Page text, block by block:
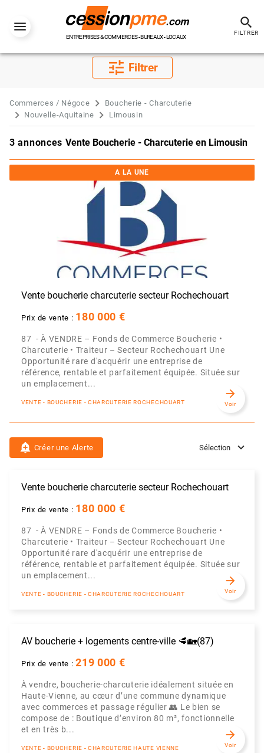
ENTREPRISES & COMMERCES - BUREAUX - LOCAUX
search
FILTRER
tune Filtrer
Commerces / Négoce
Boucherie - Charcuterie
Nouvelle-Aquitaine
Limousin
3 annonces Vente Boucherie - Charcuterie en Limousin
A LA UNE
Vente boucherie charcuterie secteur Rochechouart
Prix de vente : 180 000 €
87 - À VENDRE – Fonds de Commerce Boucherie •
Charcuterie • Traiteur – Secteur Rochechouart Une
Opportunité rare d'acquérir une entreprise de
référence, rentable et parfaitement équipée. Située sur
un emplacement...
VENTE - BOUCHERIE - CHARCUTERIE ROCHECHOUART
arrow_forward
Voir
add_alert Créer une Alerte Sélection
Vente boucherie charcuterie secteur Rochechouart
Prix de vente : 180 000 €
87 - À VENDRE – Fonds de Commerce Boucherie •
Charcuterie • Traiteur – Secteur Rochechouart Une
Opportunité rare d'acquérir une entreprise de
référence, rentable et parfaitement équipée. Située sur
un emplacement...
VENTE - BOUCHERIE - CHARCUTERIE ROCHECHOUART
arrow_forward
Voir
AV boucherie + logements centre-ville 🥩🏡(87)
Prix de vente :219 000 €
À vendre, boucherie-charcuterie idéalement située en
Haute-Vienne, au cœur d’une commune dynamique
avec commerces et passage régulier 👥 Le bien se
compose de : Boutique d’environ 80 m², fonctionnelle
et en très b...
VENTE - BOUCHERIE - CHARCUTERIE HAUTE VIENNE
arrow_forward
Voir